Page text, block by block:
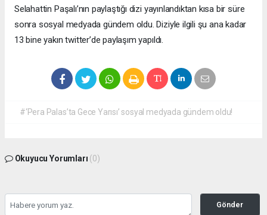
Selahattin Paşalı’nın paylaştığı dizi yayınlandıktan kısa bir süre
sonra sosyal medyada gündem oldu. Diziyle ilgili şu ana kadar
13 bine yakın twitter’de paylaşım yapıldı.
#‘Pera Palas’ta Gece Yarısı’ sosyal medyada gündem oldu!
Okuyucu Yorumları (0)
Gönder